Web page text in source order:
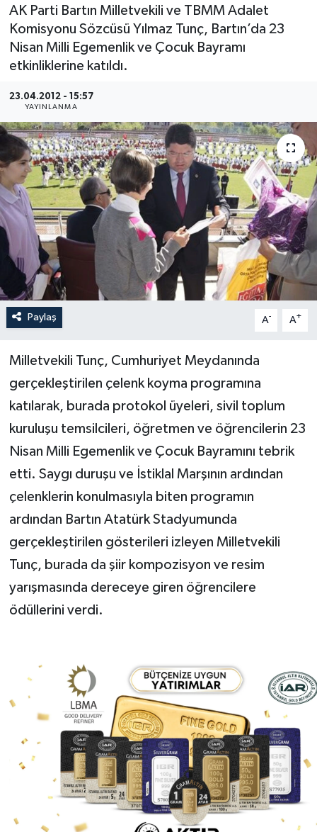
AK Parti Bartın Milletvekili ve TBMM Adalet
Komisyonu Sözcüsü Yılmaz Tunç, Bartın’da 23
Nisan Milli Egemenlik ve Çocuk Bayramı
etkinliklerine katıldı.
23.04.2012 - 15:57
YAYINLANMA
Paylaş A- A+
Milletvekili Tunç, Cumhuriyet Meydanında
gerçekleştirilen çelenk koyma programına
katılarak, burada protokol üyeleri, sivil toplum
kuruluşu temsilcileri, öğretmen ve öğrencilerin 23
Nisan Milli Egemenlik ve Çocuk Bayramını tebrik
etti. Saygı duruşu ve İstiklal Marşının ardından
çelenklerin konulmasıyla biten programın
ardından Bartın Atatürk Stadyumunda
gerçekleştirilen gösterileri izleyen Milletvekili
Tunç, burada da şiir kompozisyon ve resim
yarışmasında dereceye giren öğrencilere
ödüllerini verdi.
Medya
Sağlık
Sinema
Sivil Toplum
Siyaset
Spor
Tarım
Turizm
Yaşam
DÜNYA
YEREL